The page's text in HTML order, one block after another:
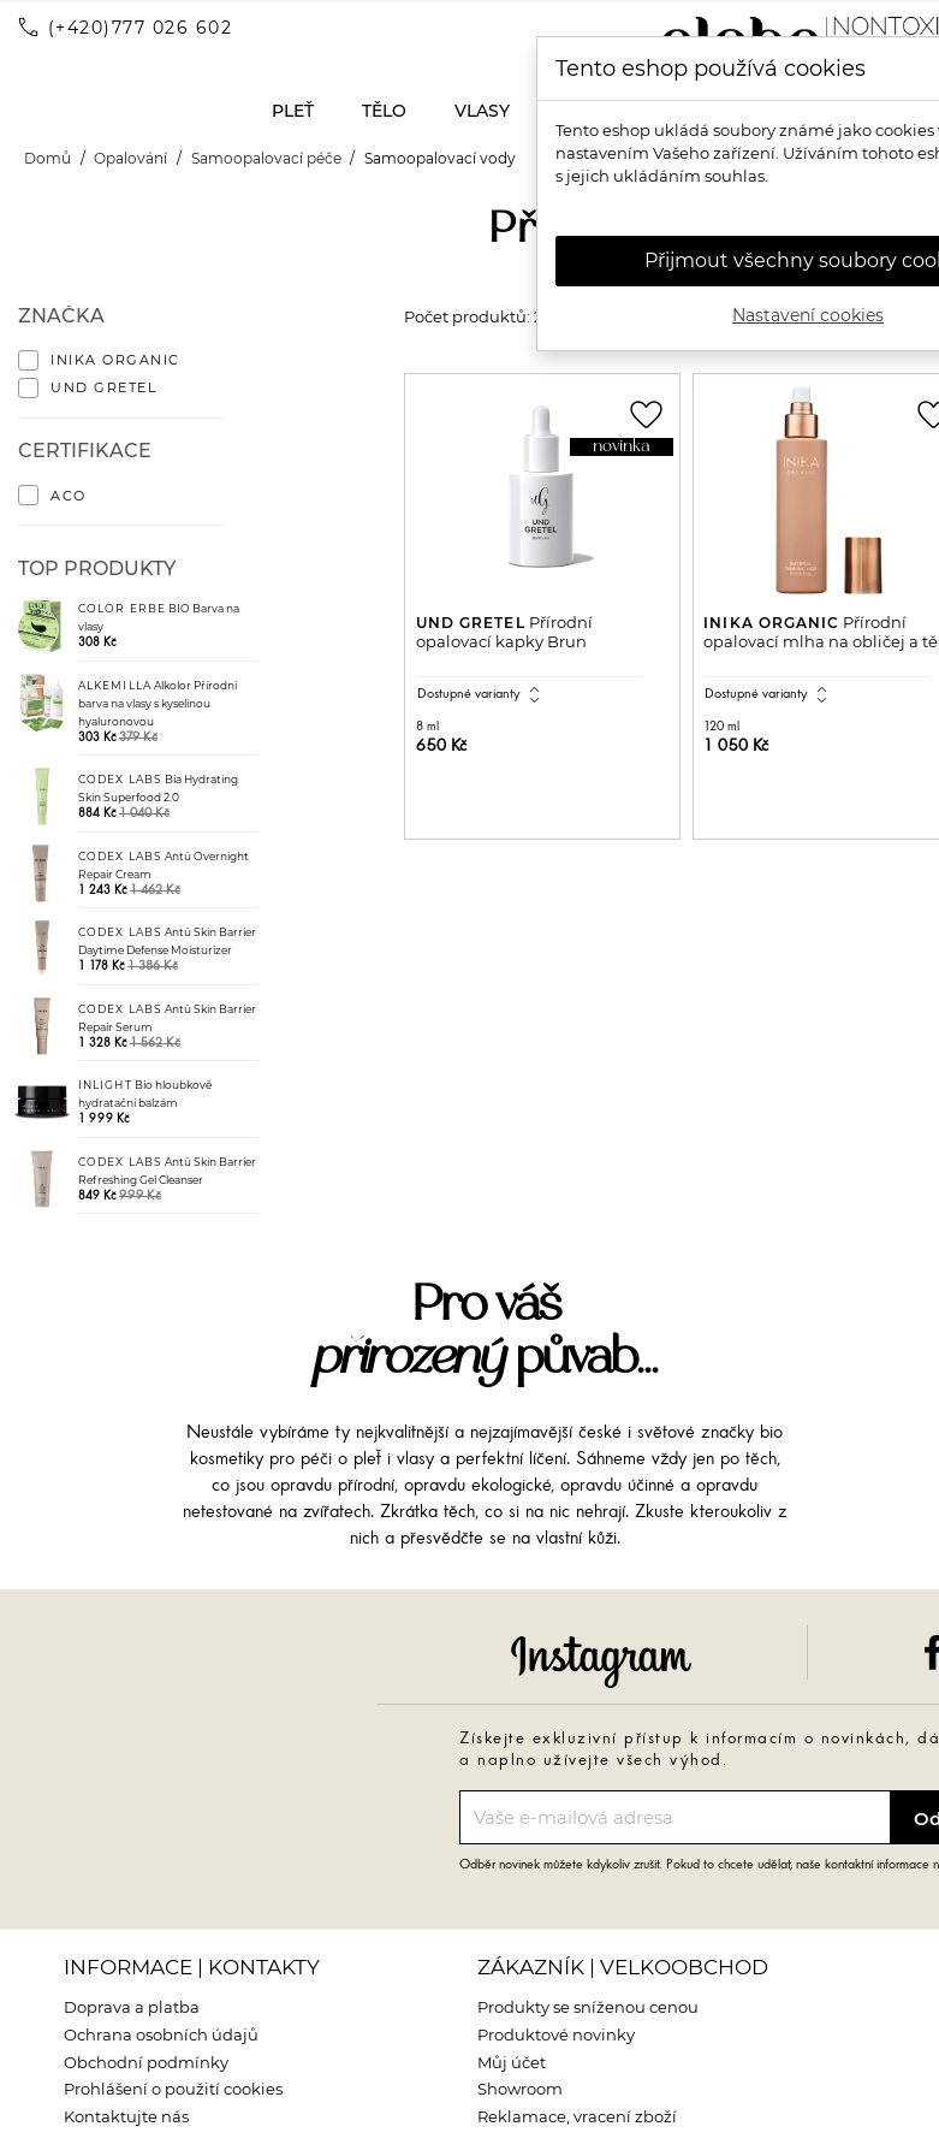
call (+420)777 026 602
PLEŤ TĚLO VLASY
Domů Opalování Samoopalovací péče Samoopalovací vody
Přírodní
ZNAČKA
INIKA ORGANIC
UND GRETEL
CERTIFIKACE
ACO
TOP PRODUKTY
COLOR ERBE BIO Barva na
vlasy
308 Kč
ALKEMILLA Alkolor Přírodní
barva na vlasy s kyselinou
hyaluronovou
303 Kč 379 Kč
CODEX LABS Bia Hydrating
Skin Superfood 2.0
884 Kč 1 040 Kč
CODEX LABS Antü Overnight
Repair Cream
1 243 Kč 1 462 Kč
CODEX LABS Antü Skin Barrier
Daytime Defense Moisturizer
1 178 Kč 1 386 Kč
CODEX LABS Antü Skin Barrier
Repair Serum
1 328 Kč 1 562 Kč
INLIGHT Bio hloubkově
hydratační balzám
1 999 Kč
CODEX LABS Antü Skin Barrier
Refreshing Gel Cleanser
849 Kč 999 Kč
Počet produktů: 2
UND GRETEL Přírodní
opalovací kapky Brun
Dostupné varianty expand_all
8 ml
650 Kč
novinka
favorite_border
INIKA ORGANIC Přírodní
opalovací mlha na obličej a
Dostupné varianty expand_all
120 ml
1 050 Kč
Pro váš
přirozenýpůvab...
Neustále vybíráme ty nejkvalitnější a nejzajímavější české i světové značky bio
kosmetiky pro péči o pleť i vlasy a perfektní líčení. Sáhneme vždy jen po těch,
co jsou opravdu přírodní, opravdu ekologické, opravdu účinné a opravdu
netestované na zvířatech. Zkrátka těch, co si na nic nehrají. Zkuste kteroukoliv z
nich a přesvědčte se na vlastní kůži.
Získejte exkluzivní přístup k informacím o novinkách,
a naplno užívejte všech výhod.
Odběr novinek můžete kdykoliv zrušit. Pokud to chcete udělat, naše kontaktní informace
INFORMACE | KONTAKTY
Doprava a platba
Ochrana osobních údajů
Obchodní podmínky
Prohlášení o použití cookies
Kontaktujte nás
ZÁKAZNÍK | VELKOOBCHOD
Produkty se sníženou cenou
Produktové novinky
Můj účet
Showroom
Reklamace, vracení zboží
Tento eshop používá cookies
Tento eshop ukládá soubory známé jako cookies
nastavením Vašeho zařízení. Užíváním tohoto
s jejich ukládáním souhlas.
Přijmout všechny soubory
Nastavení cookies